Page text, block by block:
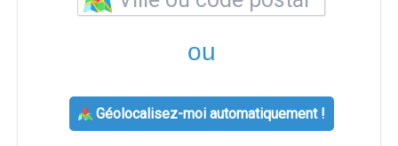
ou
Géolocalisez-moi automatiquement !